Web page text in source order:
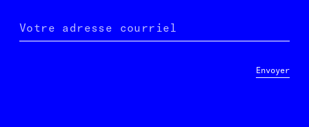
Votre adresse courriel
Envoyer